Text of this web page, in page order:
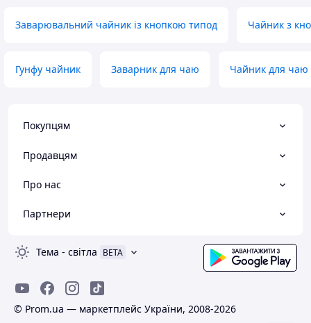
Заварювальний чайник із кнопкою типод Чайник з
Гунфу чайник Заварник для чаю Чайник для чаю
Покупцям
Продавцям
Про нас
Партнери
Тема - світла BETA
© Prom.ua — маркетплейс України, 2008-2026